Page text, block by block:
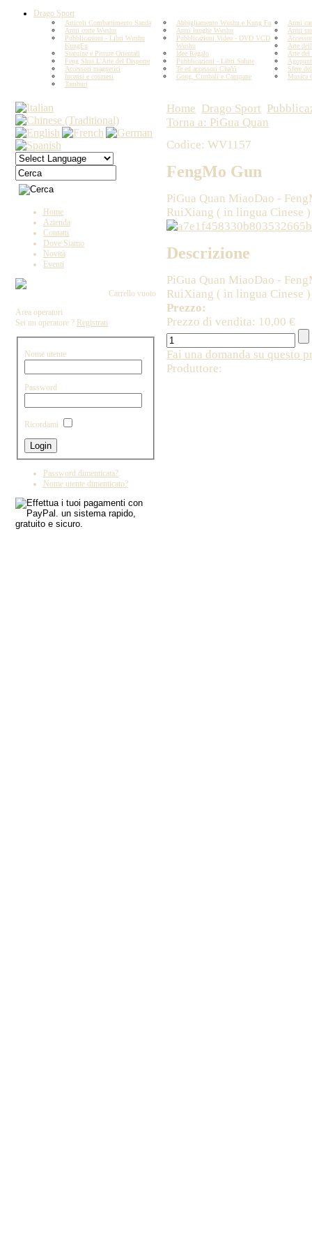
Drago Sport
Articoli Combattimento Sanda Abbigliamento Wushu e Kung Fu
Armi
Armi corte Wushu
Armi lunghe Wushu
Armi
Pubblicazioni - Libri Wushu
KungFu
Pubblicazioni Video - DVD VCD
Wushu
Arte
Statuine e Pitture Orientali
Idee Regalo
Arte del
Feng Shui L'Arte del Disporre
Pubblicazioni - Libri Salute
Accessori magnetici
Te ed accessori ChaYi
Sfere
Incensi e cosmesi
Gong, Cimbali e Campane
Musica
Tamburi
Home
Azienda
Contatti
Dove Siamo
Novità
Eventi
Carrello vuoto
Area operatori
Sei un operatore ? Registrati
Nome utente
Password
Ricordami
Password dimenticata?
Nome utente dimenticato?
Home Drago Sport
Torna a: PiGua Quan
Codice: WV1157
FengMo Gun
PiGua Quan MiaoDao -
RuiXiang ( in lingua Cinese )
Descrizione
PiGua Quan MiaoDao -
RuiXiang ( in lingua Cinese )
Prezzo:
Prezzo di vendita: 10,00 €
Fai una domanda su questo
Produttore: